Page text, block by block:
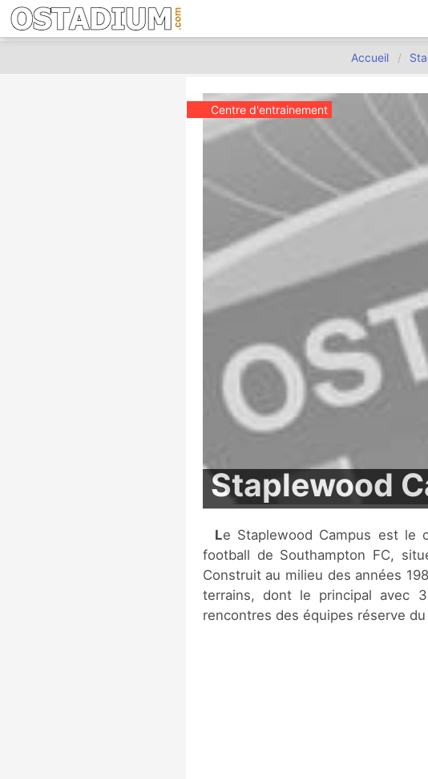
Accueil
Centre d'entrainement
Staplewood
Le Staplewood Campus est le centre d'entrainement du club de
football de Southampton FC,
Construit au milieu des années
terrains, dont le principal avec
rencontres des équipes réserve